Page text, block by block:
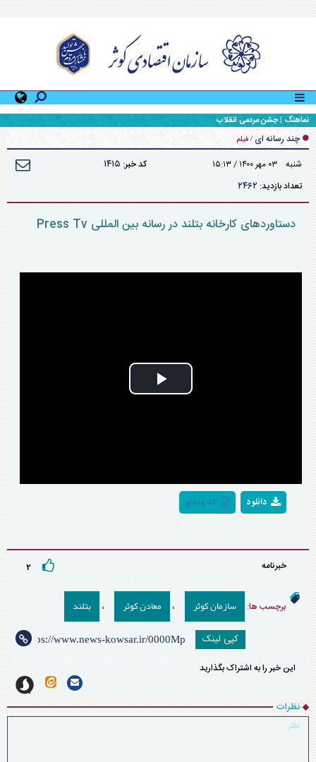
نماهنگ | جشن مردمی انقلاب
چند رسانه ای / فیلم
شنبه ۰۳ مهر ۱۴۰۰ / ۱۵:۱۳ کد خبر: ۱۴۱۵
تعداد بازدید: ۲۴۶۲
دستاورد‌های کارخانه بتلند در رسانه بین المللی Press Tv
Play
کد ویدیو دانلود
خبرنامه ۲
برچسب ها: سازمان کوثر ، معادن کوثر ، بتلند
کپی لینک
این خبر را به اشتراک بگذارید
نظرات